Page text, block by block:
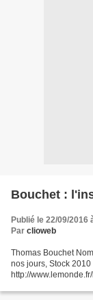
Bouchet :
Publié le 22/09/2016
Par clioweb
Thomas Bouchet
nos jours, Stock
http://